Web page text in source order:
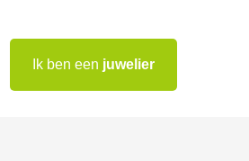
Ik ben een juwelier